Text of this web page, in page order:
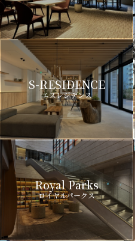
S-RESIDENCE
エスレジデンス
Royal Parks
ロイヤルパークス